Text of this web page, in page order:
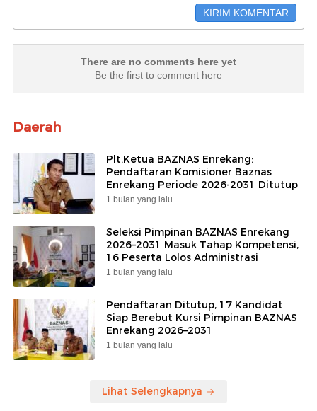
There are no comments here yet
Be the first to comment here
Daerah
Plt.Ketua BAZNAS Enrekang:
Pendaftaran Komisioner Baznas
Enrekang Periode 2026-2031 Ditutup
1 bulan yang lalu
Seleksi Pimpinan BAZNAS Enrekang
2026–2031 Masuk Tahap Kompetensi,
16 Peserta Lolos Administrasi
1 bulan yang lalu
Pendaftaran Ditutup, 17 Kandidat
Siap Berebut Kursi Pimpinan BAZNAS
Enrekang 2026–2031
1 bulan yang lalu
Lihat Selengkapnya